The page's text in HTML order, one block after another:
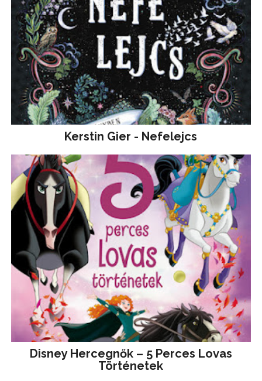
Kerstin Gier - Nefelejcs
Disney ​Hercegnők – 5 Perces Lovas
Történetek